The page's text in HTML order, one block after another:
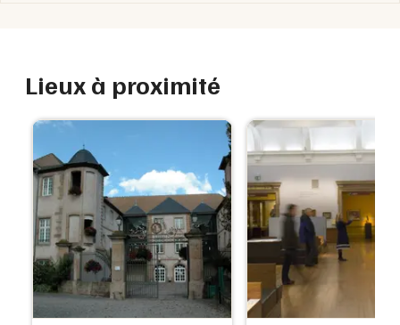
Lieux à proximité